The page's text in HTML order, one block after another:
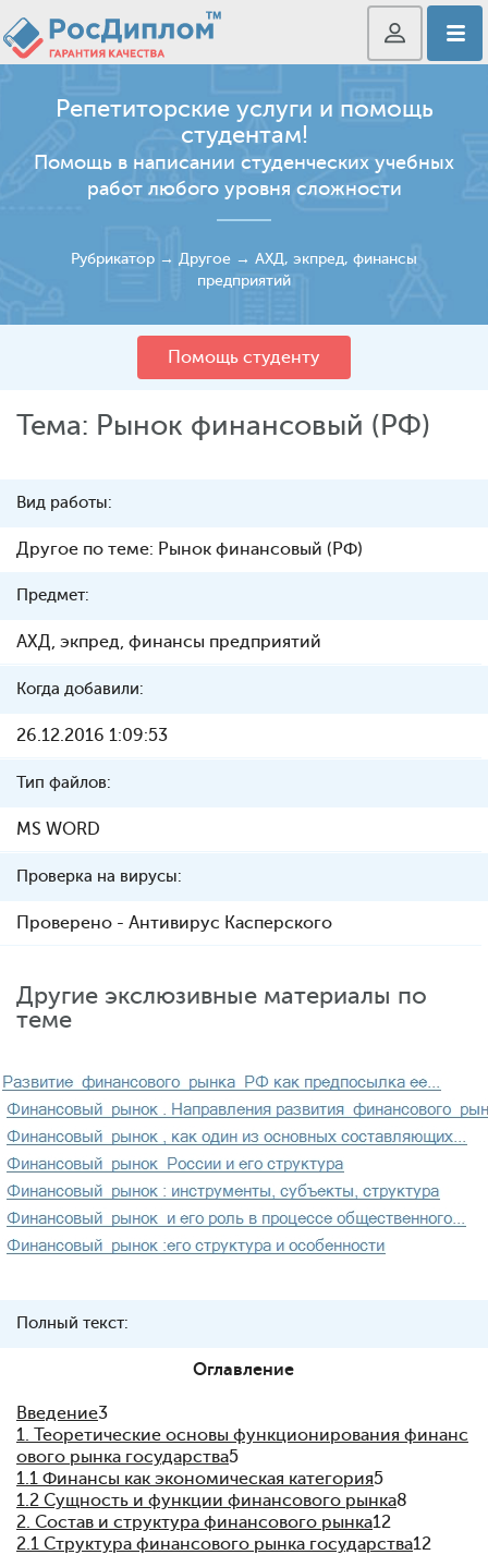
Репетиторские услуги и помощь
студентам!
Помощь в написании студенческих учебных
работ любого уровня сложности
Рубрикатор → Другое → АХД, экпред, финансы
предприятий
Помощь студенту
Тема: Рынок финансовый (РФ)
Вид работы:
Другое по теме: Рынок финансовый (РФ)
Предмет:
АХД, экпред, финансы предприятий
Когда добавили:
26.12.2016 1:09:53
Тип файлов:
MS WORD
Проверка на вирусы:
Проверено - Антивирус Касперского
Другие экслюзивные материалы по
теме
Полный текст:
Оглавление
Введение3
1. Теоретические основы функционирования финанс
ового рынка государства5
1.1 Финансы как экономическая категория5
1.2 Сущность и функции финансового рынка8
2. Состав и структура финансового рынка12
2.1 Структура финансового рынка государства12